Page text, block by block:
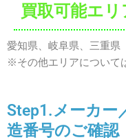
買取可能エリ
愛知県、岐阜県、三重県
※その他エリアについて
Step1.メーカー
造番号のご確認